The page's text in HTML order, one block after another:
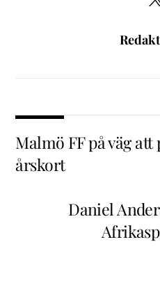
Malmö FF på väg att
årskort
Daniel